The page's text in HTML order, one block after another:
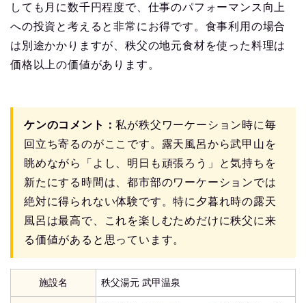
しても月に数千円程度で、仕事のパフォーマンス向上
への投資と考えると非常にお得です。食事利用の場合
は別途かかりますが、秩父の地元食材を使った料理は
価格以上の価値があります。
ケンのコメント：私が秩父ワーケーション時に毎
回立ち寄るのがここです。露天風呂から武甲山を
眺めながら「よし、明日も頑張ろう」と気持ちを
新たにする時間は、都市部のワーケーションでは
絶対に得られない体験です。特に夕暮れ時の露天
風呂は最高で、これを楽しむためだけに秩父に来
る価値があると思っています。
施設名 秩父湯元 武甲温泉